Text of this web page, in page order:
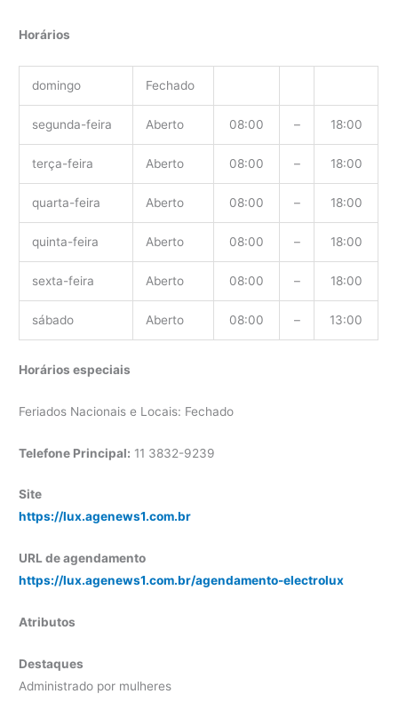
Horários
domingo Fechado
segunda-feira Aberto 08:00 – 18:00
terça-feira Aberto 08:00 – 18:00
quarta-feira Aberto 08:00 – 18:00
quinta-feira Aberto 08:00 – 18:00
sexta-feira Aberto 08:00 – 18:00
sábado Aberto 08:00 – 13:00
Horários especiais
Feriados Nacionais e Locais: Fechado
Telefone Principal: 11 3832-9239
Site
https://lux.agenews1.com.br
URL de agendamento
https://lux.agenews1.com.br/agendamento-electrolux
Atributos
Destaques
Administrado por mulheres